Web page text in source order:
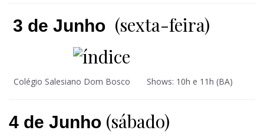
3 de Junho (sexta-feira)
Colégio Salesiano Dom Bosco Shows: 10h e 11h (BA)
4 de Junho (sábado)